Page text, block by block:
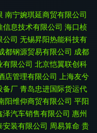
南宁婉琪延商贸有限公司
信息技术有限公司 海口桢
公司 无锡昇阳热能科技有
都钢源贸易有限公司 成都
有限公司 北京恺翼联创科
店管理有限公司 上海友兮
备厂 青岛忠进国际货运代
阳维仰商贸有限公司 平阳
泽汽车销售有限公司 惠州
安装有限公司 周易算命 贵